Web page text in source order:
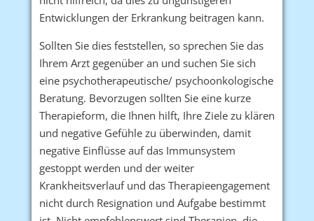
Entwicklungen der Erkrankung beitragen kann.
Sollten Sie dies feststellen, so sprechen Sie das
Ihrem Arzt gegenüber an und suchen Sie sich
eine psychotherapeutische/ psychoonkologische
Beratung. Bevorzugen sollten Sie eine kurze
Therapieform, die Ihnen hilft, Ihre Ziele zu klären
und negative Gefühle zu überwinden, damit
negative Einflüsse auf das Immunsystem
gestoppt werden und der weiter
Krankheitsverlauf und das Therapieengagement
nicht durch Resignation und Aufgabe bestimmt